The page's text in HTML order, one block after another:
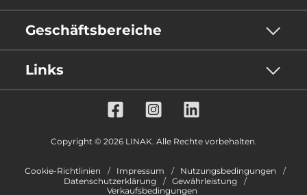
Geschäftsbereiche
Links
Copyright © 2026 LINAK. Alle Rechte vorbehalten.
Cookie-Richtlinien Impressum
Nutzungsbedingungen
Datenschutzerklärung
Gewährleistung
Verkaufsbedingungen